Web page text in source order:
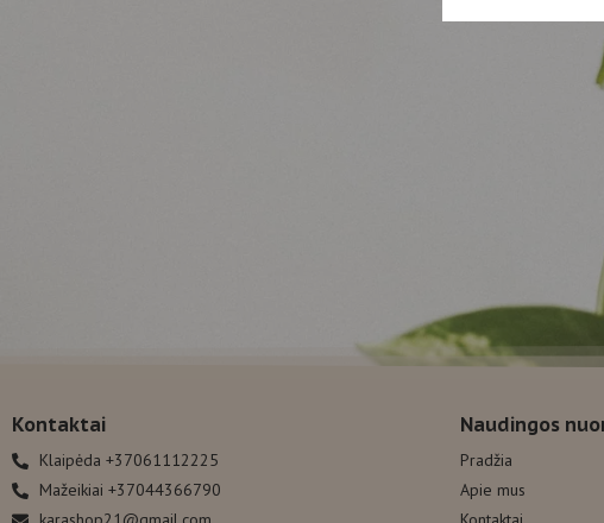
Kontaktai
Klaipėda +37061112225
Mažeikiai +37044366790
Naudingos
Pradžia
Apie mus